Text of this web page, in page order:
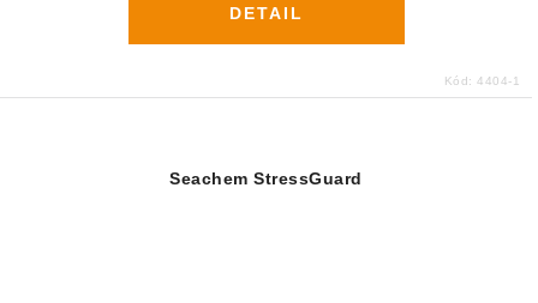
DETAIL
Kód: 4404-1
Seachem StressGuard